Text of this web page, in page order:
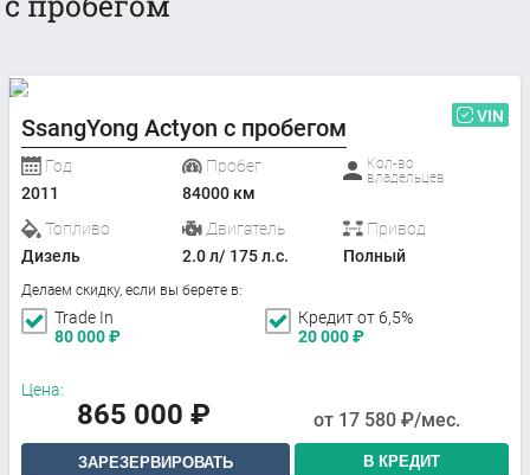
SsangYong Actyon с пробегом VIN
Год
2011
Пробег
84000 км
Кол-во
владельцев
Топливо
Дизель
Двигатель
2.0 л/ 175 л.с.
Привод
Полный
Делаем скидку, если вы берете в:
Trade In
80 000₽
Кредит от 6,5%
20 000₽
Цена:
865 000 ₽ от 17 580 ₽/мес.
ЗАРЕЗЕРВИРОВАТЬ В КРЕДИТ